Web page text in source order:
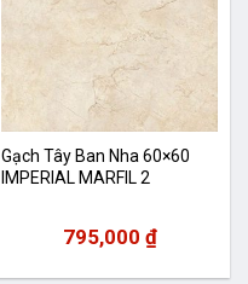
Gạch Tây Ban Nha 60×60
IMPERIAL MARFIL 2
795,000 ₫